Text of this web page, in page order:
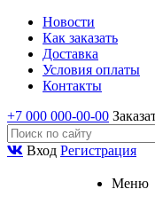
Новости
Как заказать
Доставка
Условия оплаты
Контакты
+7 000 000-00-00
Вход Регистрация
Меню